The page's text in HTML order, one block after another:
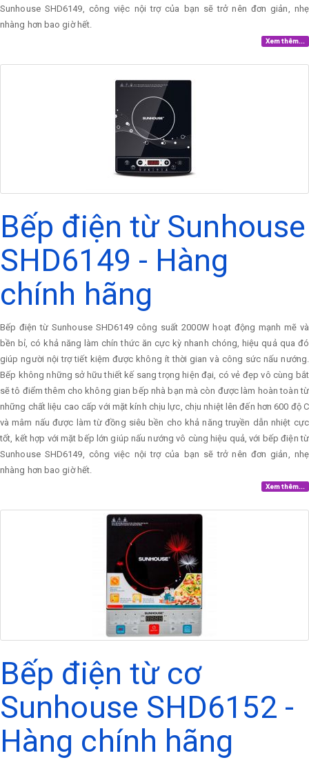
Sunhouse SHD6149, công việc nội trợ của bạn sẽ trở nên đơn giản, nhẹ
nhàng hơn bao giờ hết.
Xem thêm...
Bếp điện từ Sunhouse
SHD6149 - Hàng
chính hãng
Bếp điện từ Sunhouse SHD6149 công suất 2000W hoạt động mạnh mẽ và
bền bỉ, có khả năng làm chín thức ăn cực kỳ nhanh chóng, hiệu quả qua đó
giúp người nội trợ tiết kiệm được không ít thời gian và công sức nấu nướng.
Bếp không những sở hữu thiết kế sang trọng hiện đại, có vẻ đẹp vô cùng bắt
sẽ tô điểm thêm cho không gian bếp nhà bạn mà còn được làm hoàn toàn từ
những chất liệu cao cấp với mặt kính chịu lực, chịu nhiệt lên đến hơn 600 độ C
và mâm nấu được làm từ đồng siêu bền cho khả năng truyền dẫn nhiệt cực
tốt, kết hợp với mặt bếp lớn giúp nấu nướng vô cùng hiệu quả, với bếp điện từ
Sunhouse SHD6149, công việc nội trợ của bạn sẽ trở nên đơn giản, nhẹ
nhàng hơn bao giờ hết.
Xem thêm...
Bếp điện từ cơ
Sunhouse SHD6152 -
Hàng chính hãng